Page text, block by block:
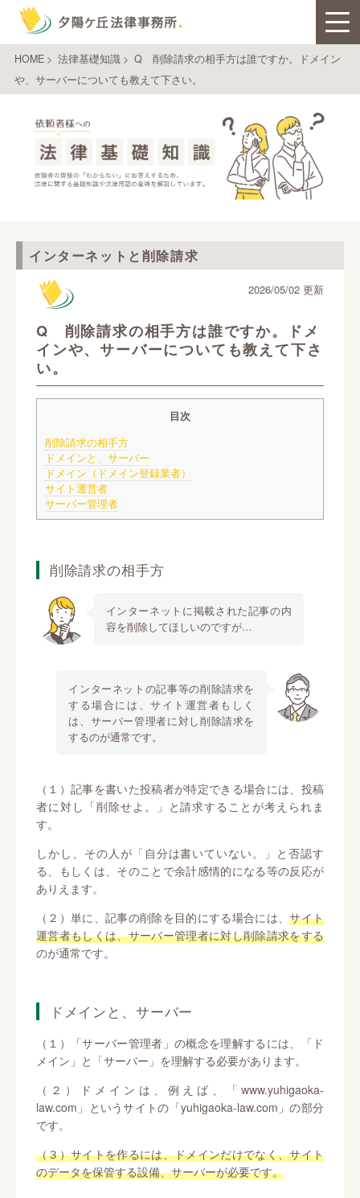
HOME> 法律基礎知識> Q 削除請求の相手方は誰ですか。ドメイン
や、サーバーについても教えて下さい。
インターネットと削除請求
Q 削除請求の相手方は誰ですか。ドメ
インや、サーバーについても教えて下さ
い。
2026/05/02 更新
目次
削除請求の相手方
ドメインと、サーバー
ドメイン（ドメイン登録業者）
サイト運営者
サーバー管理者
削除請求の相手方
インターネットに掲載された記事の内
容を削除してほしいのですが…
インターネットの記事等の削除請求を
する場合には、サイト運営者もしく
は、サーバー管理者に対し削除請求を
するのが通常です。
（１）記事を書いた投稿者が特定できる場合には、投稿
者に対し「削除せよ。」と請求することが考えられま
す。
しかし、その人が「自分は書いていない。」と否認す
る、もしくは、そのことで余計感情的になる等の反応が
ありえます。
（２）単に、記事の削除を目的にする場合には、サイト
運営者もしくは、サーバー管理者に対し削除請求をする
のが通常です。
ドメインと、サーバー
（１）「サーバー管理者」の概念を理解するには、「ド
メイン」と「サーバー」を理解する必要があります。
（２）ドメインは、例えば、「www.yuhigaoka-
law.com」というサイトの「yuhigaoka-law.com」の部分
です。
（３）サイトを作るには、ドメインだけでなく、サイト
のデータを保管する設備、サーバーが必要です。